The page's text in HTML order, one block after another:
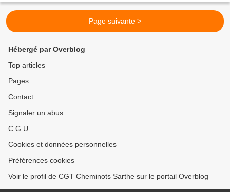
Page suivante >
Hébergé par Overblog
Top articles
Pages
Contact
Signaler un abus
C.G.U.
Cookies et données personnelles
Préférences cookies
Voir le profil de CGT Cheminots Sarthe sur le portail Overblog